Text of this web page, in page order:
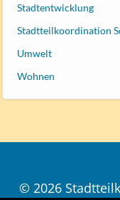
Stadtentwicklung
Stadtteilkoordination
Umwelt
Wohnen
© 2026